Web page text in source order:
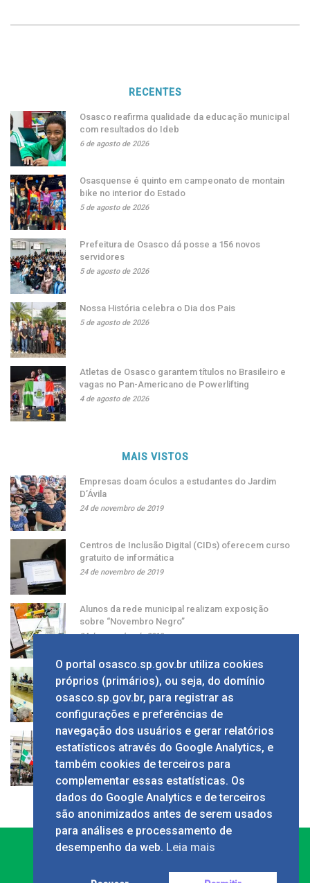
RECENTES
Osasco reafirma qualidade da educação municipal
com resultados do Ideb
6 de agosto de 2026
Osasquense é quinto em campeonato de montain
bike no interior do Estado
5 de agosto de 2026
Prefeitura de Osasco dá posse a 156 novos
servidores
5 de agosto de 2026
Nossa História celebra o Dia dos Pais
5 de agosto de 2026
Atletas de Osasco garantem títulos no Brasileiro e
vagas no Pan-Americano de Powerlifting
4 de agosto de 2026
MAIS VISTOS
Empresas doam óculos a estudantes do Jardim
D’Ávila
24 de novembro de 2019
Centros de Inclusão Digital (CIDs) oferecem curso
gratuito de informática
24 de novembro de 2019
Alunos da rede municipal realizam exposição
sobre “Novembro Negro”
24 de novembro de 2019
Grupo apresenta ao prefeito sugestão de alíquota
única de ISS
24 de novembro de 2019
Solenidade em comemoração ao Dia da Bandeira
no Calçadão
24 de novembro de 2019
O portal osasco.sp.gov.br utiliza cookies
próprios (primários), ou seja, do domínio
osasco.sp.gov.br, para registrar as
configurações e preferências de
navegação dos usuários e gerar relatórios
estatísticos através do Google Analytics, e
também cookies de terceiros para
complementar essas estatísticas. Os
dados do Google Analytics e de terceiros
são anonimizados antes de serem usados
para análises e processamento de
desempenho da web. Leia mais